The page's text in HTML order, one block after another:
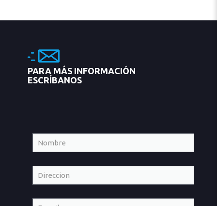
PARA MÁS INFORMACIÓN
ESCRÍBANOS